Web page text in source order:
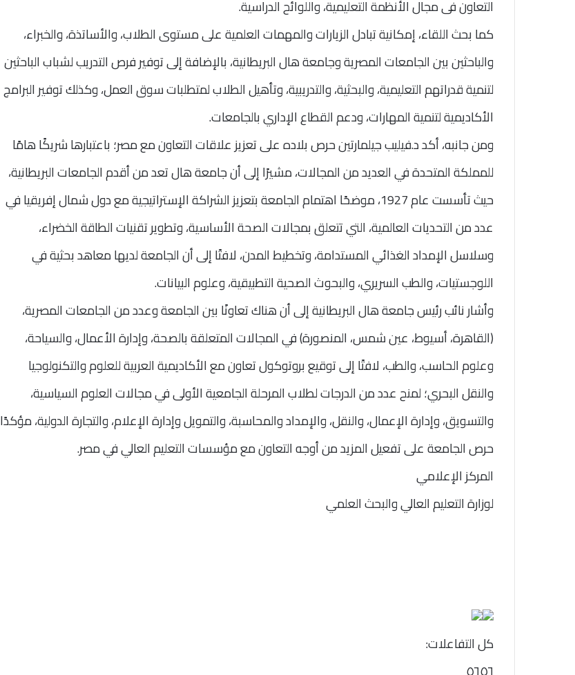
التعاون فى مجال الأنظمة التعليمية، واللوائح الدراسية.
كما بحث اللقاء، إمكانية تبادل الزيارات والمهمات العلمية على مستوى الطلاب، والأساتذة، والخبراء،
والباحثين بين الجامعات المصرية وجامعة هال البريطانية، بالإضافة إلى توفير فرص التدريب لشباب الباحثين
لتنمية قدراتهم التعليمية، والبحثية، والتدريبية، وتأهيل الطلاب لمتطلبات سوق العمل، وكذلك توفير البرامج
الأكاديمية لتنمية المهارات، ودعم القطاع الإداري بالجامعات.
ومن جانبه، أكد د.فيليب جيلمارتين حرص بلاده على تعزيز علاقات التعاون مع مصر؛ باعتبارها شريكًا هامًا
للمملكة المتحدة في العديد من المجالات، مشيرًا إلى أن جامعة هال تعد من أقدم الجامعات البريطانية،
حيث تأسست عام 1927، موضحًا اهتمام الجامعة بتعزيز الشراكة الإستراتيجية مع دول شمال إفريقيا في
عدد من التحديات العالمية، التي تتعلق بمجالات الصحة الأساسية، وتطوير تقنيات الطاقة الخضراء،
وسلاسل الإمداد الغذائي المستدامة، وتخطيط المدن، لافتًا إلى أن الجامعة لديها معاهد بحثية في
اللوجستيات، والطب السريري، والبحوث الصحية التطبيقية، وعلوم البيانات.
وأشار نائب رئيس جامعة هال البريطانية إلى أن هناك تعاونًا بين الجامعة وعدد من الجامعات المصرية،
(القاهرة، أسيوط، عين شمس، المنصورة) في المجالات المتعلقة بالصحة، وإدارة الأعمال، والسياحة،
وعلوم الحاسب، والطب، لافتًا إلى توقيع بروتوكول تعاون مع الأكاديمية العربية للعلوم والتكنولوجيا
والنقل البحري؛ لمنح عدد من الدرجات لطلاب المرحلة الجامعية الأولى في مجالات العلوم السياسية،
والتسويق، وإدارة الإعمال، والنقل، والإمداد والمحاسبة، والتمويل وإدارة الإعلام، والتجارة الدولية، مؤكدًا
حرص الجامعة على تفعيل المزيد من أوجه التعاون مع مؤسسات التعليم العالي في مصر.
المركز الإعلامي
لوزارة التعليم العالي والبحث العلمي
كل التفاعلات: